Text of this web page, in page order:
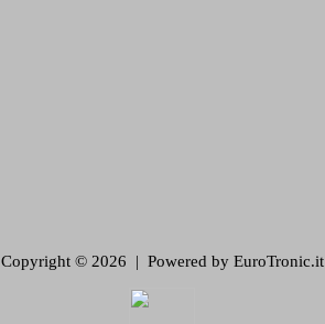
Copyright © 2026 | Powered by EuroTronic.it